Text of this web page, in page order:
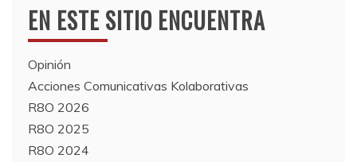
EN ESTE SITIO ENCUENTRA
Opinión
Acciones Comunicativas Kolaborativas
R8O 2026
R8O 2025
R8O 2024